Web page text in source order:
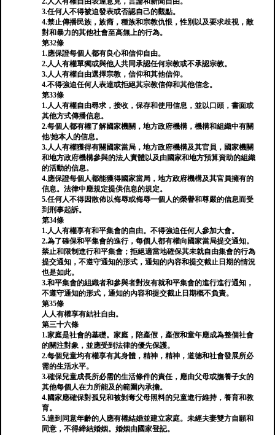
3.任何人不得被迫發表或否認自己的觀點。
4.禁止傳播民族，族裔，種族和宗教仇恨，性別以及要求歧視，敵
對和暴力的其他社會至高無上的行為。
第32條
1.應保證每個人都有良心和信仰自由。
2.人人有權單獨或與他人共同承認任何宗教或不承認宗教。
3.人人有權自由選擇宗教，信仰和其他信仰。
4.不得強迫任何人表達或拒絕其宗教信仰和其他信念。
第33條
1.人人有權自由尋求，接收，保存和使用信息，並以口頭，書面或
其他方式傳播信息。
2.每個人都有權了解國家機關，地方政府機構，機構和組織中有關
他/她本人的信息。
3.人人有權獲得有關國家當局，地方政府機構及其官員，國家機關
和地方政府機構參與的法人實體以及由國家和地方預算資助的組織
的活動的信息。
4.應保證每個人都能獲得國家當局，地方政府機構及其官員擁有的
信息。法律中應規定提供信息的規定。
5.任何人不得因散佈以侮辱或侮辱一個人的榮譽和尊嚴的信息而受
到刑事起訴。
第34條
1.人人有權享有和平集會的自由。不得強迫任何人參加大會。
2.為了確保和平集會的進行，每個人都有權向國家當局提交通知。
禁止和限制進行和平集會；拒絕適當地確保其未就自由集會的行為
提交通知，不遵守通知的形式，通知的內容和提交截止日期的情況
也是如此。
3.和平集會的組織者和參與者對沒有就和平集會的進行進行通知，
不遵守通知的形式，通知的內容和提交截止日期概不負責。
第35條
人人有權享有結社自由。
第三十六條
1.家庭是社會的基礎。家庭，陪產假，產假和童年應成為整個社會
的關注對象，並應受到法律的優先保護。
2.每個兒童均有權享有其身體，精神，精神，道德和社會發展所必
需的生活水平。
3.確保兒童成長所必需的生活條件的責任，應由父母或撫養子女的
其他每個人在力所能及的範圍內承擔。
4.國家應確保對孤兒和被剝奪父母照料的兒童進行維持，養育和教
育。
5.達到同意年齡的人應有權結婚並建立家庭。未經夫妻雙方自願和
同意，不得締結婚姻。婚姻由國家登記。